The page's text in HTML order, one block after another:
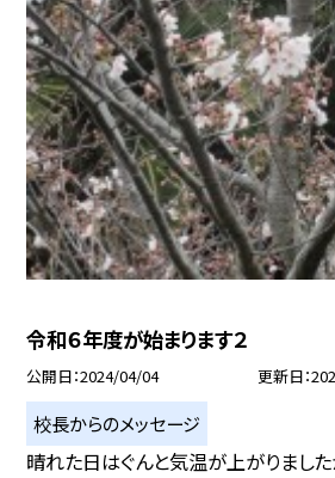
令和６年度が始まります２
公開日 2024/04/04 更新日
校長からのメッセージ
晴れた日はぐんと気温が上がりまし